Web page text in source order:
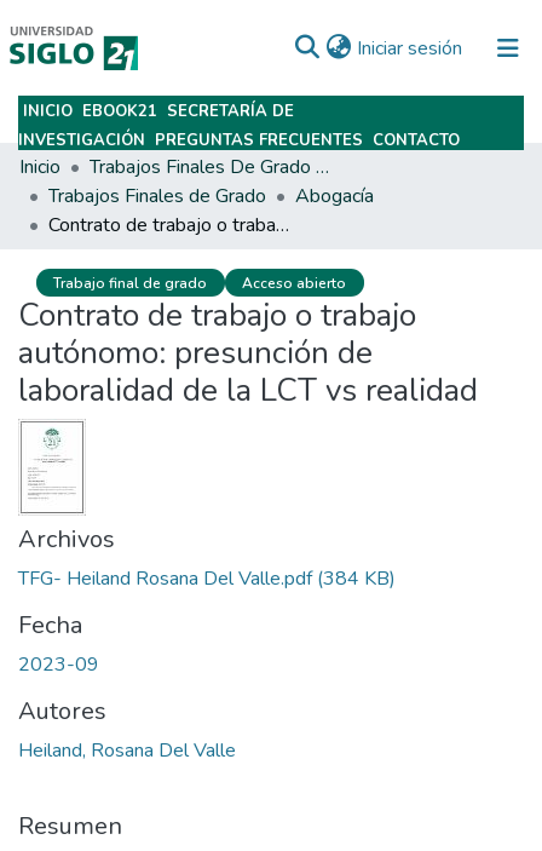
Iniciar sesión (current)
Subir
INICIO EBOOK21 SECRETARÍA DE
INVESTIGACIÓN PREGUNTAS FRECUENTES CONTACTO
Inicio
Trabajos Finales De Grado Y Posgrado
Trabajos Finales de Grado
Abogacía
Contrato de trabajo o trabajo autónomo: presunción de laboralidad de la LCT vs realidad
Trabajo final de grado Acceso abierto
Contrato de trabajo o trabajo
autónomo: presunción de
laboralidad de la LCT vs realidad
Archivos
TFG- Heiland Rosana Del Valle.pdf(384 KB)
Fecha
2023-09
Autores
Heiland, Rosana Del Valle
Resumen